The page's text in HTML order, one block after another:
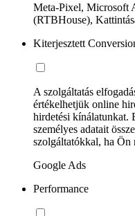
Meta-Pixel, Microsoft
(RTBHouse),
Kiterjesztett
A szolgáltatás
értékelhetjük online
hirdetési kínálatunkat.
személyes adatait
szolgáltatókkal, ha Ön
Google Ads
Performance